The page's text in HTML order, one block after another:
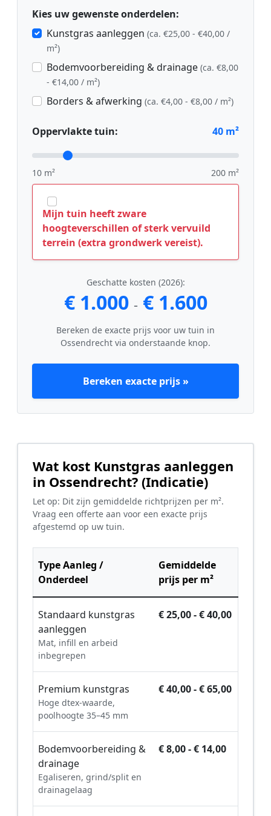
Kies uw gewenste onderdelen:
Kunstgras aanleggen (ca. €25,00 - €40,00 /
m²)
Bodemvoorbereiding & drainage (ca. €8,00
- €14,00 / m²)
Borders & afwerking (ca. €4,00 - €8,00 / m²)
Oppervlakte tuin: 40 m²
10 m² 200 m²
Mijn tuin heeft zware
hoogteverschillen of sterk vervuild
terrein (extra grondwerk vereist).
Geschatte kosten (2026):
€ 1.000 - € 1.600
Bereken de exacte prijs voor uw tuin in
Ossendrecht via onderstaande knop.
Bereken exacte prijs »
Wat kost Kunstgras aanleggen
in Ossendrecht? (Indicatie)
Let op: Dit zijn gemiddelde richtprijzen per m².
Vraag een offerte aan voor een exacte prijs
afgestemd op uw tuin.
Type Aanleg /
Onderdeel
Gemiddelde
prijs per m²
Standaard kunstgras
aanleggen
Mat, infill en arbeid
inbegrepen
€ 25,00 - € 40,00
Premium kunstgras
Hoge dtex-waarde,
poolhoogte 35–45 mm
€ 40,00 - € 65,00
Bodemvoorbereiding &
drainage
Egaliseren, grind/split en
drainagelaag
€ 8,00 - € 14,00